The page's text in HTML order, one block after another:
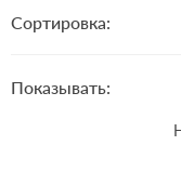
Сортировка:
Показывать: